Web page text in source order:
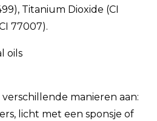
Titanium Dioxide (CI
77007).
oils
manieren aan:
licht met een sponsje of